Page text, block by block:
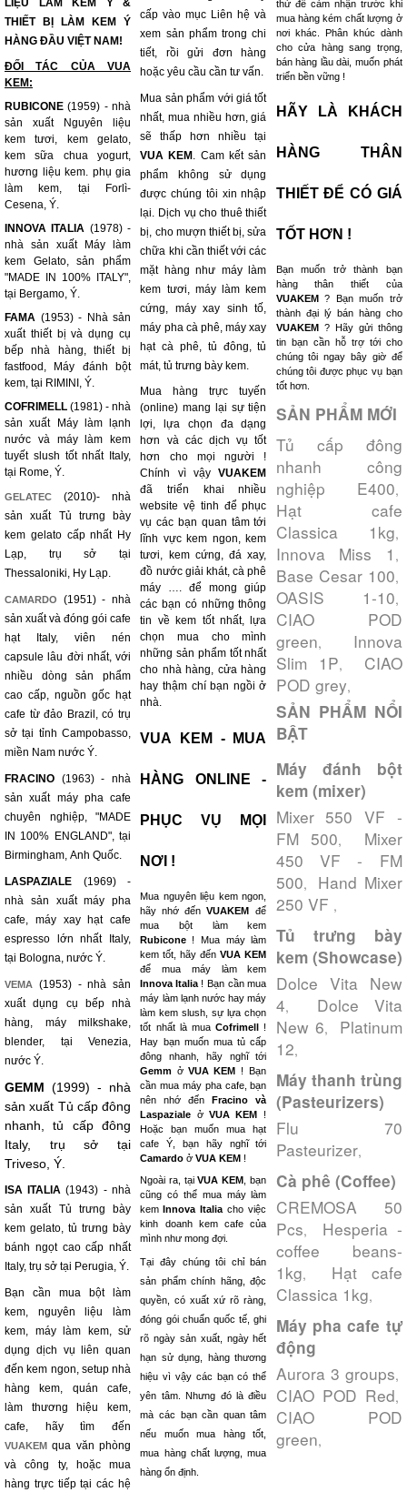
LIỆU LÀM KEM Ý &
THIẾT BỊ LÀM KEM Ý
HÀNG ĐẦU VIỆT NAM!
ĐỐI TÁC CỦA VUA
KEM:
RUBICONE (1959) - nhà
sản xuất Nguyên liệu
kem tươi, kem gelato,
kem sữa chua yogurt,
hương liệu kem. phụ gia
làm kem, tại Forlì-
Cesena, Ý.
INNOVA ITALIA (1978) -
nhà sản xuất Máy làm
kem Gelato, sản phẩm
"MADE IN 100% ITALY",
tại Bergamo, Ý.
FAMA (1953) - Nhà sản
xuất thiết bị và dụng cụ
bếp nhà hàng, thiết bị
fastfood, Máy đánh bột
kem, tại RIMINI, Ý.
COFRIMELL (1981) - nhà
sản xuất Máy làm lạnh
nước và máy làm kem
tuyết slush tốt nhất Italy,
tại Rome, Ý.
GELATEC (2010)- nhà
sản xuất Tủ trưng bày
kem gelato cấp nhất Hy
Lạp, trụ sở tại
Thessaloniki, Hy Lạp.
CAMARDO
(1951) - nhà
sản xuất và đóng gói cafe
hạt Italy, viên nén
capsule lâu đời nhất, với
nhiều dòng sản phẩm
cao cấp, nguồn gốc hạt
cafe từ đảo Brazil, có trụ
sở tại tỉnh Campobasso,
miền Nam nước Ý.
FRACINO (1963) - nhà
sản xuất máy pha cafe
chuyên nghiệp, "MADE
IN 100% ENGLAND", tại
Birmingham, Anh Quốc.
LASPAZIALE (1969) -
nhà sản xuất máy pha
cafe, máy xay hạt cafe
espresso lớn nhất Italy,
tại Bologna, nước Ý.
VEMA
(1953) - nhà sản
xuất dụng cụ bếp nhà
hàng, máy milkshake,
blender, tại Venezia,
nước Ý.
GEMM (1999) - nhà
sản xuất Tủ cấp đông
nhanh, tủ cấp đông
Italy, trụ sở tại
Triveso, Ý.
ISA ITALIA (1943) - nhà
sản xuất Tủ trưng bày
kem gelato, tủ trưng bày
bánh ngọt cao cấp nhất
Italy, trụ sở tại Perugia, Ý.
Bạn cần mua bột làm
kem, nguyên liệu làm
kem, máy làm kem, sử
dụng dịch vụ liên quan
đến kem ngon, setup nhà
hàng kem, quán cafe,
làm thương hiệu kem,
cafe, hãy tìm đến
VUAKEM qua văn phòng
và công ty, hoặc mua
hàng trực tiếp tại các hệ
cấp vào mục Liên hệ và
xem sản phẩm trong chi
tiết, rồi gửi đơn hàng
hoặc yêu cầu cần tư vấn.
Mua sản phẩm với giá tốt
nhất, mua nhiều hơn, giá
sẽ thấp hơn nhiều tại
VUA KEM . Cam kết sản
phẩm không sử dụng
được chúng tôi xin nhập
lại. Dịch vụ cho thuê thiết
bị, cho mượn thiết bị, sửa
chữa khi cần thiết với các
mặt hàng như máy làm
kem tươi, máy làm kem
cứng, máy xay sinh tố,
máy pha cà phê, máy xay
hạt cà phê, tủ đông, tủ
mát, tủ trưng bày kem.
Mua hàng trực tuyến
(online) mang lại sự tiện
lợi, lựa chọn đa dạng
hơn và các dịch vụ tốt
hơn cho mọi người !
Chính vì vậyVUAKEM
đã triển khai nhiều
website vệ tinh để phục
vụ các bạn quan tâm tới
lĩnh vực kem ngon, kem
tươi, kem cứng, đá xay,
đồ nước giải khát, cà phê
máy …. để mong giúp
các bạn có những thông
tin về kem tốt nhất, lựa
chọn mua cho mình
những sản phẩm tốt nhất
cho nhà hàng, cửa hàng
hay thậm chí bạn ngồi ở
nhà.
VUA KEM - MUA
HÀNG ONLINE -
PHỤC VỤ MỌI
NƠI !
Mua nguyên liệu kem ngon,
hãy nhớ đếnVUAKEM để
mua bột làm kem
Rubicone ! Mua máy làm
kem tốt, hãy đếnVUA KEM
để mua máy làm kem
Innova Italia ! Bạn cần mua
máy làm lạnh nước hay máy
làm kem slush, sự lựa chọn
tốt nhất là muaCofrimell !
Hay bạn muốn mua tủ cấp
đông nhanh, hãy nghĩ tới
Gemm ởVUA KEM ! Bạn
cần mua máy pha cafe, bạn
nên nhớ đếnFracino và
Laspaziale ởVUA KEM !
Hoặc bạn muốn mua hạt
cafe Ý, bạn hãy nghĩ tới
Camardo ởVUA KEM !
Ngoài ra, tạiVUA KEM , bạn
cũng có thể mua máy làm
kemInnova Italia cho việc
kinh doanh kem cafe của
mình như mong đợi.
Tại đây chúng tôi chỉ bán
sản phẩm chính hãng, độc
quyền, có xuất xứ rõ ràng,
đóng gói chuẩn quốc tế, ghi
rõ ngày sản xuất, ngày hết
hạn sử dụng, hàng thương
hiệu vì vậy các bạn có thể
yên tâm. Nhưng đó là điều
mà các bạn cần quan tâm
nếu muốn mua hàng tốt,
mua hàng chất lượng, mua
hàng ổn định.
thử để cảm nhận trước khi
mua hàng kém chất lượng ở
nơi khác. Phân khúc dành
cho cửa hàng sang trọng,
bán hàng lầu dài, muốn phát
triển bền vững !
HÃY LÀ KHÁCH
HÀNG THÂN
THIẾT ĐỂ CÓ GIÁ
TỐT HƠN !
Bạn muốn trở thành bạn
hàng thân thiết của
VUAKEM? Bạn muốn trở
thành đại lý bán hàng cho
VUAKEM? Hãy gửi thông
tin bạn cần hỗ trợ tới cho
chúng tôi ngay bây giờ để
chúng tôi được phục vụ bạn
tốt hơn.
SẢN PHẨM MỚI
Tủ cấp đông
nhanh công
nghiệp E400,
Hạt cafe
Classica 1kg,
Innova Miss 1 ,
Base Cesar 100,
OASIS 1-10,
CIAO POD
green, Innova
Slim 1P, CIAO
POD grey,
SẢN PHẨM NỔI
BẬT
Máy đánh bột
kem (mixer)
Mixer 550 VF -
FM 500, Mixer
450 VF - FM
500, Hand Mixer
250 VF ,
Tủ trưng bày
kem (Showcase)
Dolce Vita New
4, Dolce Vita
New 6, Platinum
12,
Máy thanh trùng
(Pasteurizers)
Flu 70
Pasteurizer,
Cà phê (Coffee)
CREMOSA 50
Pcs, Hesperia -
coffee beans-
1kg, Hạt cafe
Classica 1kg,
Máy pha cafe tự
động
Aurora 3 groups,
CIAO POD Red,
CIAO POD
green,